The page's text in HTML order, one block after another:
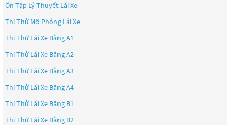
Ôn Tập Lý Thuyết Lái Xe
Thi Thử Mô Phỏng Lái Xe
Thi Thử Lái Xe Bằng A1
Thi Thử Lái Xe Bằng A2
Thi Thử Lái Xe Bằng A3
Thi Thử Lái Xe Bằng A4
Thi Thử Lái Xe Bằng B1
Thi Thử Lái Xe Bằng B2